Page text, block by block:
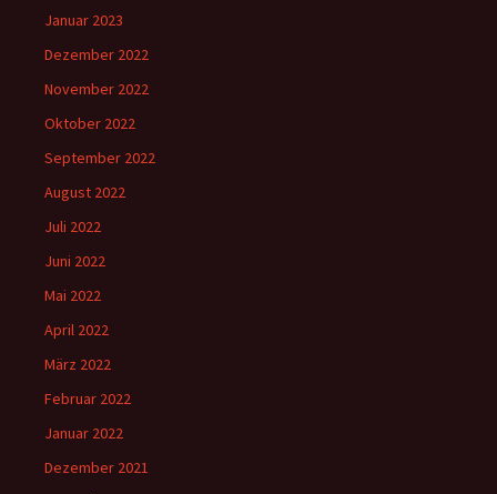
Januar 2023
Dezember 2022
November 2022
Oktober 2022
September 2022
August 2022
Juli 2022
Juni 2022
Mai 2022
April 2022
März 2022
Februar 2022
Januar 2022
Dezember 2021